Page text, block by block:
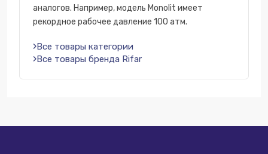
аналогов. Например, модель Monolit имеет
рекордное рабочее давление 100 атм.
Все товары категории
Все товары бренда Rifar